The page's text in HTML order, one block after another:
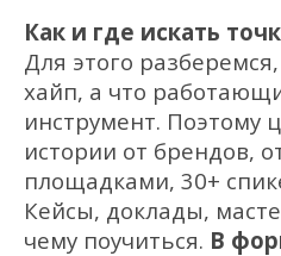
Как и где искать
Для этого
хайп, а что
инструмент. Поэтому
истории от брендов,
площадками, 30+
Кейсы, доклады,
чему поучиться. В